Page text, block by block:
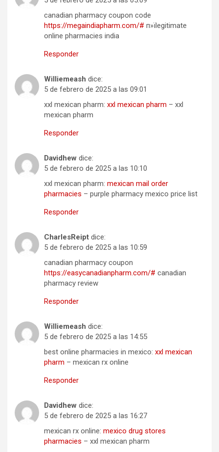
canadian pharmacy coupon code
https://megaindiapharm.com/# п»їlegitimate
online pharmacies india
Responder
Williemeash dice:
5 de febrero de 2025 a las 09:01
xxl mexican pharm: xxl mexican pharm – xxl
mexican pharm
Responder
Davidhew dice:
5 de febrero de 2025 a las 10:10
xxl mexican pharm: mexican mail order
pharmacies – purple pharmacy mexico price list
Responder
CharlesReipt dice:
5 de febrero de 2025 a las 10:59
canadian pharmacy coupon
https://easycanadianpharm.com/# canadian
pharmacy review
Responder
Williemeash dice:
5 de febrero de 2025 a las 14:55
best online pharmacies in mexico: xxl mexican
pharm – mexican rx online
Responder
Davidhew dice:
5 de febrero de 2025 a las 16:27
mexican rx online: mexico drug stores
pharmacies – xxl mexican pharm